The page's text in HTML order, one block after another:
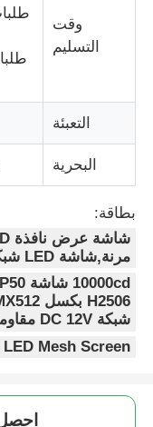
وقت
التسليم
التعبئة
البحرية
بطاقة:
مرنة,شاشة LED شبكية شفافة
شبكة DC 12V مقاومة للماء
Mesh Screen